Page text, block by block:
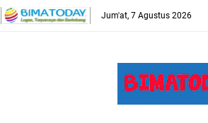
Jum'at, 7 Agustus 2026